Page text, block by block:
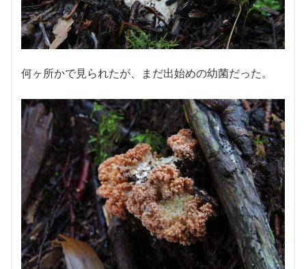
何ヶ所かで見られたが、まだ出始めの幼菌だった。